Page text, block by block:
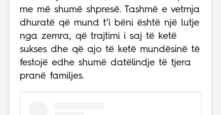
me më shumë shpresë. Tashmë e vetmja
dhuratë që mund t’i bëni është një lutje
nga zemra, që trajtimi i saj të ketë
sukses dhe që ajo të ketë mundësinë të
festojë edhe shumë datëlindje të tjera
pranë familjes.